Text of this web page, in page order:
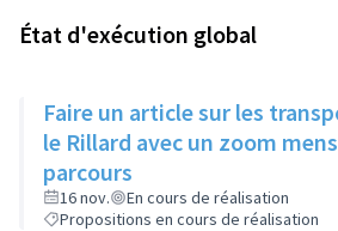
État d'exécution global
Faire un article sur les
le Rillard avec un zoom
parcours
16 nov.
En cours de réalisation
Propositions en cours de réalisation